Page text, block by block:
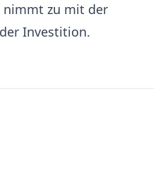
nimmt zu mit der
Investition.